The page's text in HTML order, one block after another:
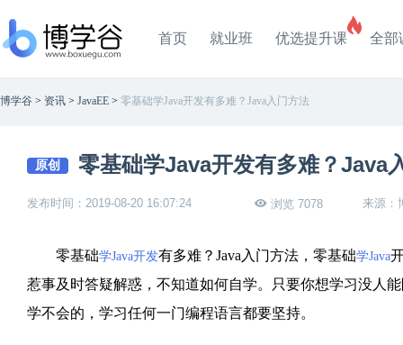
首页 就业班 优选提升课 全部
博学谷 > 资讯 > JavaEE > 零基础学Java开发有多难？Java入门方法
原创 零基础学Java开发有多难？Java
发布时间：2019-08-20 16:07:24 浏览 7078 来源：
零基础学Java开发有多难？Java入门方法，零基础学Java
惹事及时答疑解惑，不知道如何自学。只要你想学习没人
学不会的，学习任何一门编程语言都要坚持。